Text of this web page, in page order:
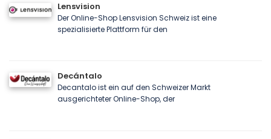
Lensvision
Der Online-Shop Lensvision Schweiz ist eine
spezialisierte Plattform für den
Decántalo
Decantalo ist ein auf den Schweizer Markt
ausgerichteter Online-Shop, der